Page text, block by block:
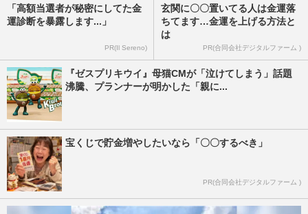
「高額当選者が秘密にしてた金
運診断を暴露します...」
PR(Il Sereno)
玄関に〇〇置いてる人は金運落
ちてます…金運を上げる方法と
は
PR(合同会社デジタルファーム )
『ゼスプリキウイ』母猫CMが「泣けてしまう」話題
沸騰、プランナーが明かした「親に...
宝くじで貯金増やしたいなら「〇〇するべき」
PR(合同会社デジタルファーム )